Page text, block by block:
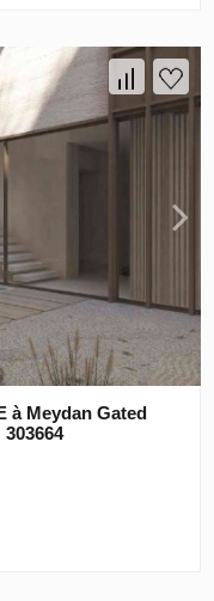
à Meydan Gated